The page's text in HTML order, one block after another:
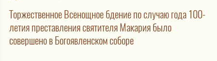
Торжественное Всенощное бдение по случаю года 100-
летия преставления святителя Макария было
совершено в Богоявленском соборе